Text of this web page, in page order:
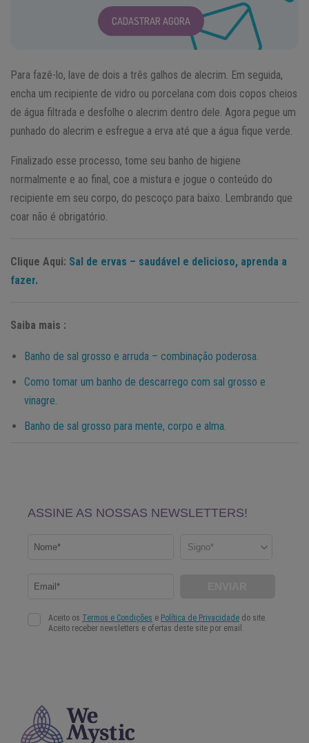
CADASTRAR AGORA
Para fazê-lo, lave de dois a três galhos de alecrim. Em seguida,
encha um recipiente de vidro ou porcelana com dois copos cheios
de água filtrada e desfolhe o alecrim dentro dele. Agora pegue um
punhado do alecrim e esfregue a erva até que a água fique verde.
Finalizado esse processo, tome seu banho de higiene
normalmente e ao final, coe a mistura e jogue o conteúdo do
recipiente em seu corpo, do pescoço para baixo. Lembrando que
coar não é obrigatório.
Clique Aqui: Sal de ervas – saudável e delicioso, aprenda a
fazer.
Saiba mais :
Banho de sal grosso e arruda – combinação poderosa.
Como tomar um banho de descarrego com sal grosso e
vinagre.
Banho de sal grosso para mente, corpo e alma.